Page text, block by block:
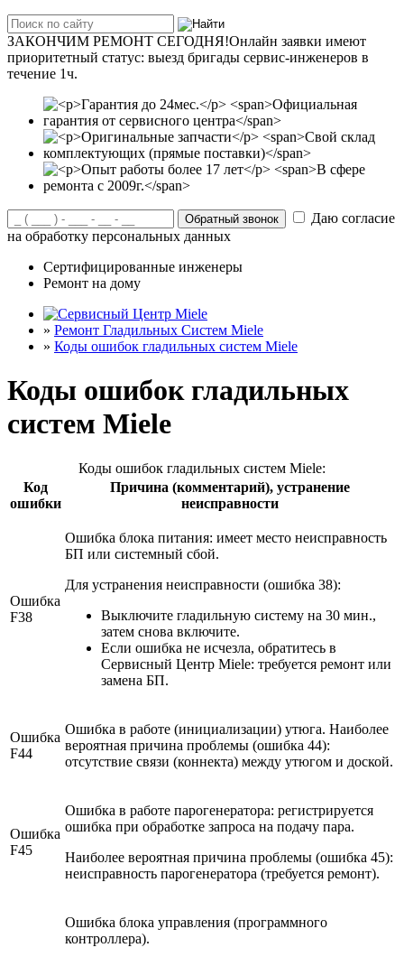
ЗАКОНЧИМ РЕМОНТ СЕГОДНЯ!Онлайн заявки имеют
приоритетный статус: вы­езд бри­га­ды сер­вис-­ин­же­не­ров в
течение 1ч.
Даю согласие
на обработку персональных данных
Сертифицированные инженеры
Ремонт на дому
» Ремонт Гладильных Систем Miele
» Коды ошибок гладильных систем Miele
Коды ошибок гладильных
систем Miele
Коды ошибок гладильных систем Miele:
Код
ошибки
Причина (комментарий), устранение
неисправности
Ошибка
F38
Ошибка блока питания: имеет место неисправность
БП или системный сбой.
Для устранения неисправности (ошибка 38):
Выключите гладильную систему на 30 мин.,
затем снова включите.
Если ошибка не исчезла, обратитесь в
Сервисный Центр Miele: требуется ремонт или
замена БП.
Ошибка
F44
Ошибка в работе (инициализации) утюга. Наиболее
вероятная причина проблемы (ошибка 44):
отсутствие связи (коннекта) между утюгом и доской.
Ошибка
F45
Ошибка в работе парогенератора: регистрируется
ошибка при обработке запроса на подачу пара.
Наиболее вероятная причина проблемы (ошибка 45):
неисправность парогенератора (требуется ремонт).
Ошибка блока управления (программного
контроллера).